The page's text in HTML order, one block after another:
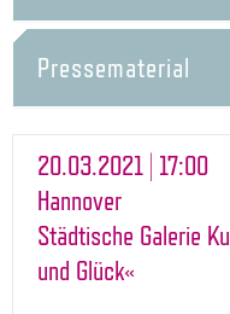
Pressematerial
20.03.2021 | 17:00
Hannover
Städtische Galerie
und Glück«